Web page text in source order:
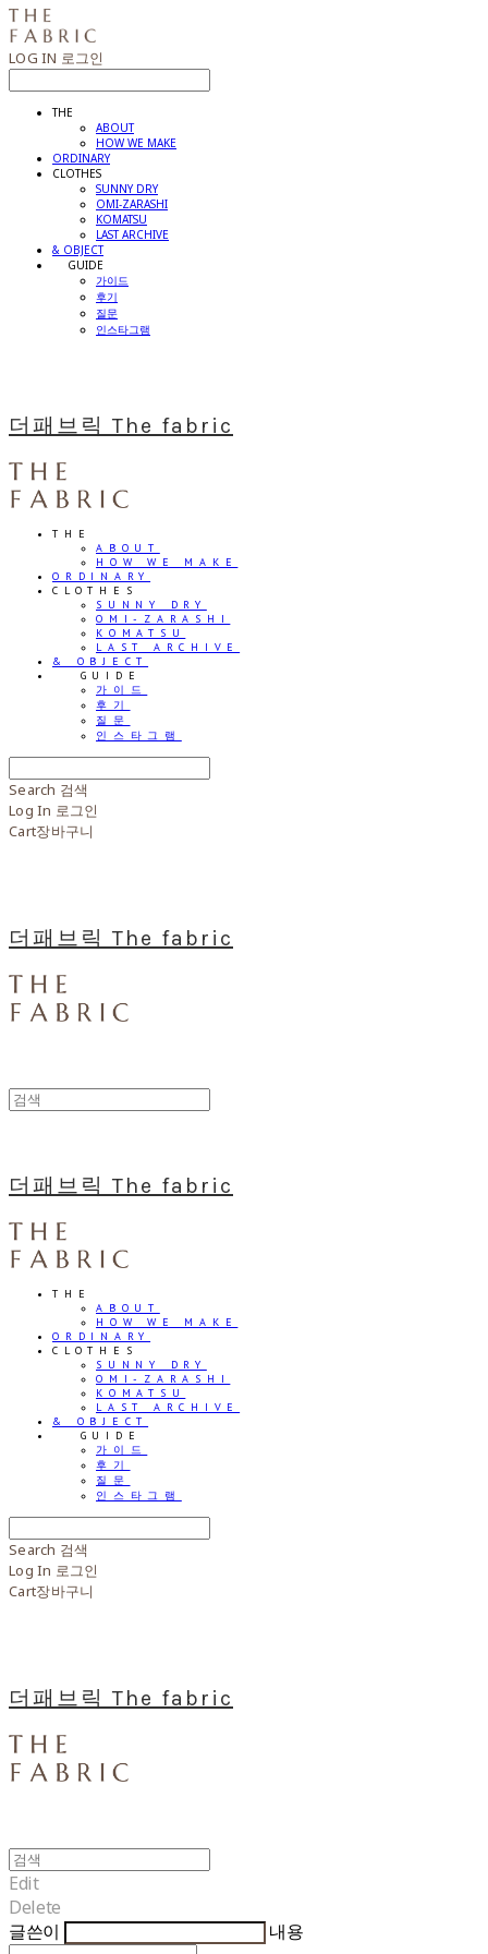
LOG IN 로그인
THE
ABOUT
HOW WE MAKE
ORDINARY
CLOTHES
SUNNY DRY
OMI-ZARASHI
KOMATSU
LAST ARCHIVE
& OBJECT
⠀⠀GUIDE
가이드
후기
질문
인스타그램
더패브릭 The fabric
THE
ABOUT
HOW WE MAKE
ORDINARY
CLOTHES
SUNNY DRY
OMI-ZARASHI
KOMATSU
LAST ARCHIVE
& OBJECT
⠀⠀GUIDE
가이드
후기
질문
인스타그램
Search 검색
Log In 로그인
Cart장바구니
더패브릭 The fabric
더패브릭 The fabric
THE
ABOUT
HOW WE MAKE
ORDINARY
CLOTHES
SUNNY DRY
OMI-ZARASHI
KOMATSU
LAST ARCHIVE
& OBJECT
⠀⠀GUIDE
가이드
후기
질문
인스타그램
Search 검색
Log In 로그인
Cart장바구니
더패브릭 The fabric
Edit
Delete
글쓴이
내용